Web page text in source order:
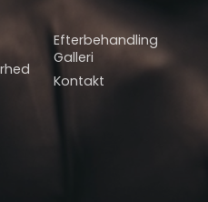
Efterbehandling
Galleri
Kontakt